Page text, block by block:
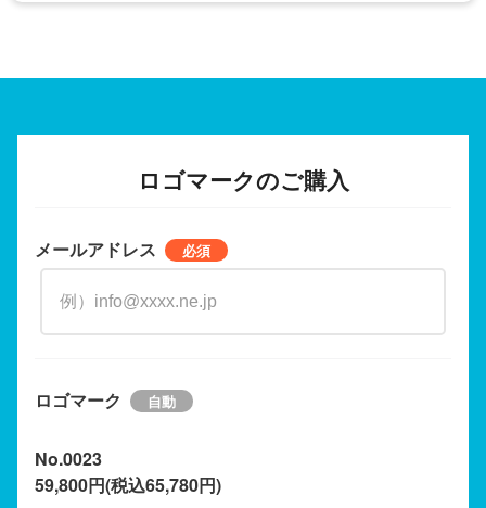
ロゴマークのご購入
メールアドレス
ロゴマーク
No.0023
59,800円(税込65,780円)